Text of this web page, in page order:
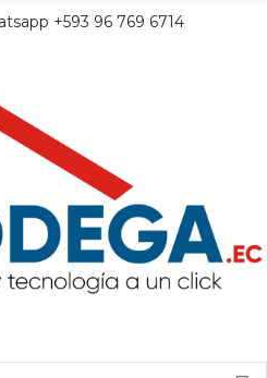
+593 96 769 6714